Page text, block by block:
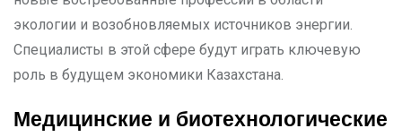
экологии и возобновляемых источников энергии.
Специалисты в этой сфере будут играть ключевую
роль в будущем экономики Казахстана.
Медицинские и биотехнологические